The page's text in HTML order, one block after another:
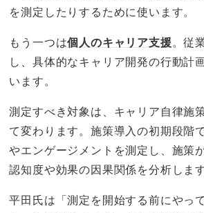
を測定したりするために使います。
もう一つは個人のキャリア支援。従
し、具体的なキャリア開発の行動計
います。
測定すべき対象は、キャリア自律施
て変わります。施策導入の初期段階
やエンゲージメントを測定し、施策
認知度や効果の因果関係を分析します
平田氏は「測定を開始する前にやっ